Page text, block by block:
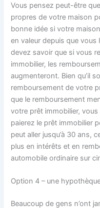
Vous pensez peut-être
propres de votre maison
bonne idée si votre
en valeur depuis que vous
devez savoir que si vous
immobilier, les
augmenteront. Bien qu’il
remboursement de votre
que le remboursement
votre prêt immobilier,
paierez le prêt immobilier
peut aller jusqu’à 30 ans,
plus en intérêts et en
automobile ordinaire sur
Option 4 – une
Beaucoup de gens n’ont